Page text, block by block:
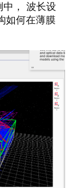
中， 波长设
如何在薄膜